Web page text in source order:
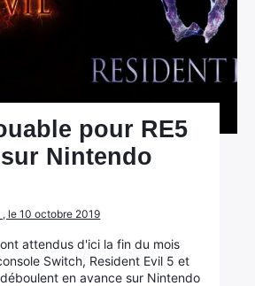
pour RE5
Nintendo
le 10 octobre 2019
attendus d'ici la fin du mois
Switch, Resident Evil 5 et
en avance sur Nintendo